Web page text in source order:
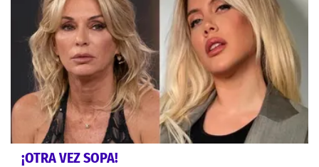
¡OTRA VEZ SOPA!